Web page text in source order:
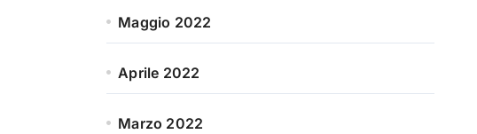
Maggio 2022
Aprile 2022
Marzo 2022